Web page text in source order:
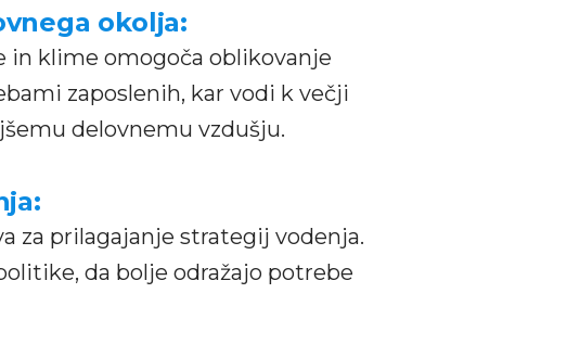
okolja:
in klime omogoča oblikovanje
zaposlenih, kar vodi k večji
delovnemu vzdušju.
za prilagajanje strategij vodenja.
da bolje odražajo potrebe